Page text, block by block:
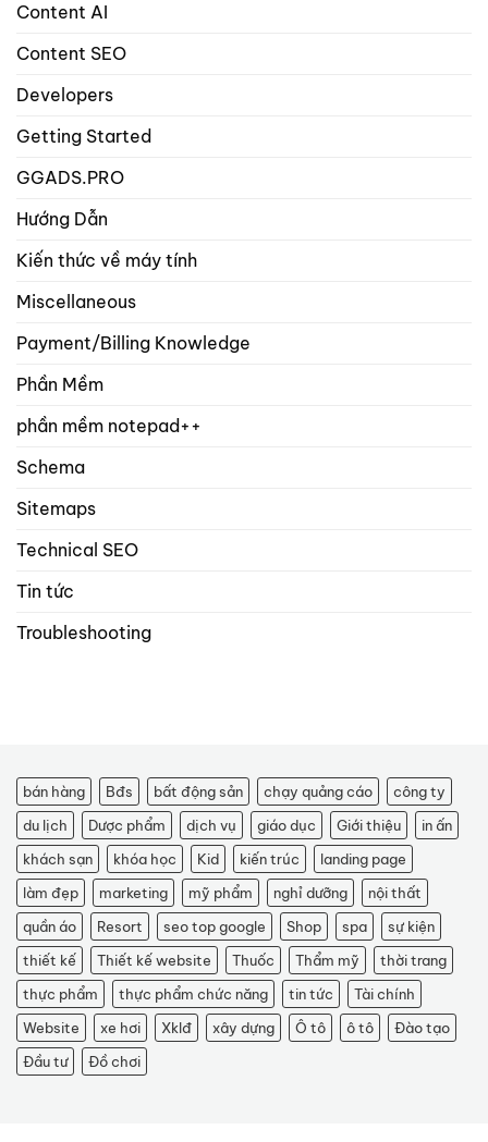
Content AI
Content SEO
Developers
Getting Started
GGADS.PRO
Hướng Dẫn
Kiến thức về máy tính
Miscellaneous
Payment/Billing Knowledge
Phần Mềm
phần mềm notepad++
Schema
Sitemaps
Technical SEO
Tin tức
Troubleshooting
bán hàng Bđs bất động sản chạy quảng cáo
công ty
du lịch
Dược phẩm dịch vụ giáo dục Giới thiệu
in ấn
khách sạn
khóa học Kid kiến trúc
landing page
làm đẹp
marketing mỹ phẩm nghỉ dưỡng
nội thất
quần áo
Resort seo top google Shop spa
sự kiện
thiết kế
Thiết kế website Thuốc Thẩm mỹ
thời trang
thực phẩm
thực phẩm chức năng tin tức
Tài chính
Website
xe hơi Xklđ xây dựng Ô tô ô tô
Đào tạo
Đầu tư
Đồ chơi